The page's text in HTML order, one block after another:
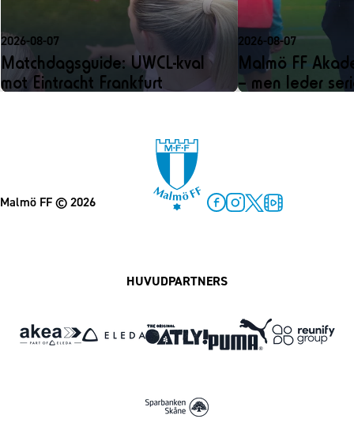
2026-08-07
Matchdagsguide: UWCL-kval
mot Eintracht Frankfurt
2026-08-07
Malmö FF
– men leder
Malmö FF© 2026
HUVUDPARTNERS